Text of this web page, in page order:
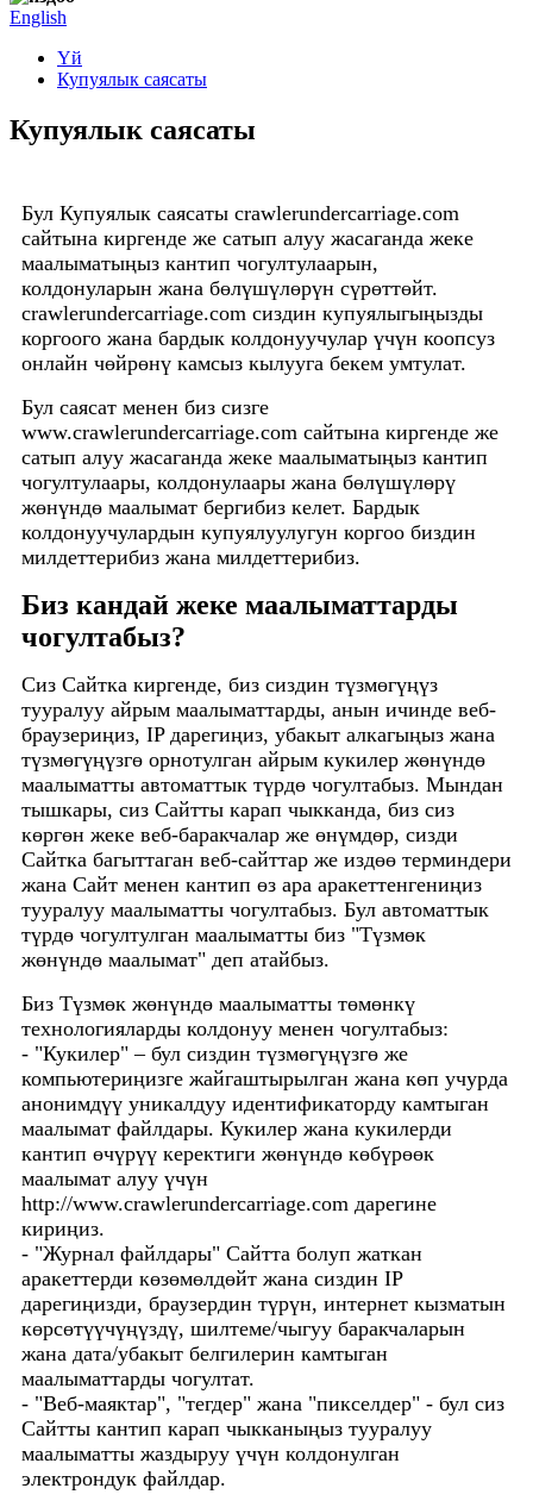
English
Үй
Купуялык саясаты
Купуялык саясаты
Бул Купуялык саясаты crawlerundercarriage.com
сайтына киргенде же сатып алуу жасаганда жеке
маалыматыңыз кантип чогултулаарын,
колдонуларын жана бөлүшүлөрүн сүрөттөйт.
crawlerundercarriage.com сиздин купуялыгыңызды
коргоого жана бардык колдонуучулар үчүн коопсуз
онлайн чөйрөнү камсыз кылууга бекем умтулат.
Бул саясат менен биз сизге
www.crawlerundercarriage.com сайтына киргенде же
сатып алуу жасаганда жеке маалыматыңыз кантип
чогултулаары, колдонулаары жана бөлүшүлөрү
жөнүндө маалымат бергибиз келет. Бардык
колдонуучулардын купуялуулугун коргоо биздин
милдеттерибиз жана милдеттерибиз.
Биз кандай жеке маалыматтарды
чогултабыз?
Сиз Сайтка киргенде, биз сиздин түзмөгүңүз
тууралуу айрым маалыматтарды, анын ичинде веб-
браузериңиз, IP дарегиңиз, убакыт алкагыңыз жана
түзмөгүңүзгө орнотулган айрым кукилер жөнүндө
маалыматты автоматтык түрдө чогултабыз. Мындан
тышкары, сиз Сайтты карап чыкканда, биз сиз
көргөн жеке веб-баракчалар же өнүмдөр, сизди
Сайтка багыттаган веб-сайттар же издөө терминдери
жана Сайт менен кантип өз ара аракеттенгениңиз
тууралуу маалыматты чогултабыз. Бул автоматтык
түрдө чогултулган маалыматты биз "Түзмөк
жөнүндө маалымат" деп атайбыз.
Биз Түзмөк жөнүндө маалыматты төмөнкү
технологияларды колдонуу менен чогултабыз:
- "Кукилер" – бул сиздин түзмөгүңүзгө же
компьютериңизге жайгаштырылган жана көп учурда
анонимдүү уникалдуу идентификаторду камтыган
маалымат файлдары. Кукилер жана кукилерди
кантип өчүрүү керектиги жөнүндө көбүрөөк
маалымат алуу үчүн
http://www.crawlerundercarriage.com дарегине
кириңиз.
- "Журнал файлдары" Сайтта болуп жаткан
аракеттерди көзөмөлдөйт жана сиздин IP
дарегиңизди, браузердин түрүн, интернет кызматын
көрсөтүүчүңүздү, шилтеме/чыгуу баракчаларын
жана дата/убакыт белгилерин камтыган
маалыматтарды чогултат.
- "Веб-маяктар", "тегдер" жана "пикселдер" - бул сиз
Сайтты кантип карап чыкканыңыз тууралуу
маалыматты жаздыруу үчүн колдонулган
электрондук файлдар.